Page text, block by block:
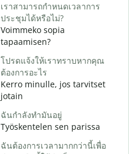
เราสามารถกำหนดเวลาการ
ประชุมได้หรือไม่?
Voimmeko sopia
tapaamisen?
โปรดแจ้งให้เราทราบหากคุณ
ต้องการอะไร
Kerro minulle, jos tarvitset
jotain
ฉันกำลังทำมันอยู่
Työskentelen sen parissa
ฉันต้องการเวลามากกว่านี้เพื่อ